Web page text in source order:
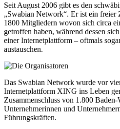
Seit August 2006 gibt es den
„Swabian Network“. Er ist ein freier
1800 Mitgliedern wovon sich circa
getroffen haben, während dessen
einer Internetplattform – oftmals
austauschen.
Das Swabian Network wurde vor
Internetplattform XING ins Leben
Zusammenschluss von 1.800
Unternehmerinnen und
Führungskräften.